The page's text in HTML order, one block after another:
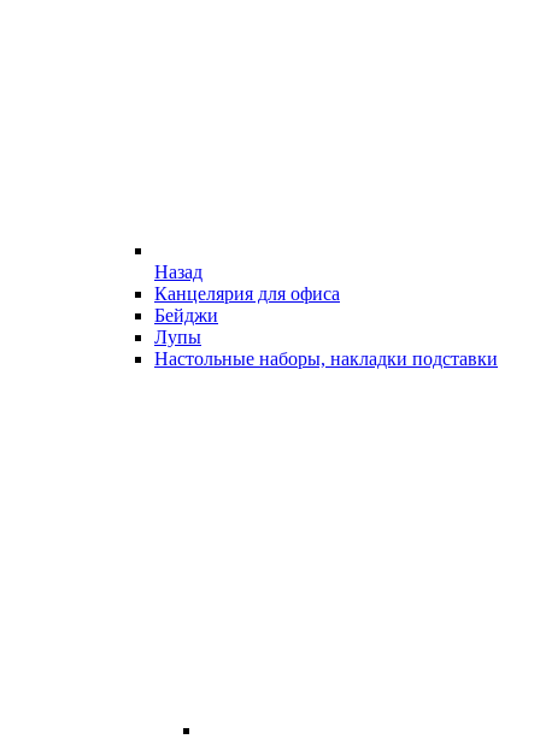
Назад
Канцелярия для офиса
Бейджи
Лупы
Настольные наборы, накладки подставки